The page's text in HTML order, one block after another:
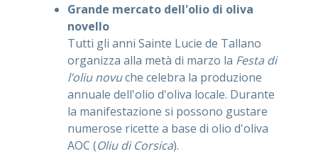
Grande mercato dell'olio di oliva
novello
Tutti gli anni Sainte Lucie de Tallano
organizza alla metà di marzo la Festa di
l’oliu novuche celebra la produzione
annuale dell'olio d'oliva locale. Durante
la manifestazione si possono gustare
numerose ricette a base di olio d'oliva
AOC (Oliu di Corsica).